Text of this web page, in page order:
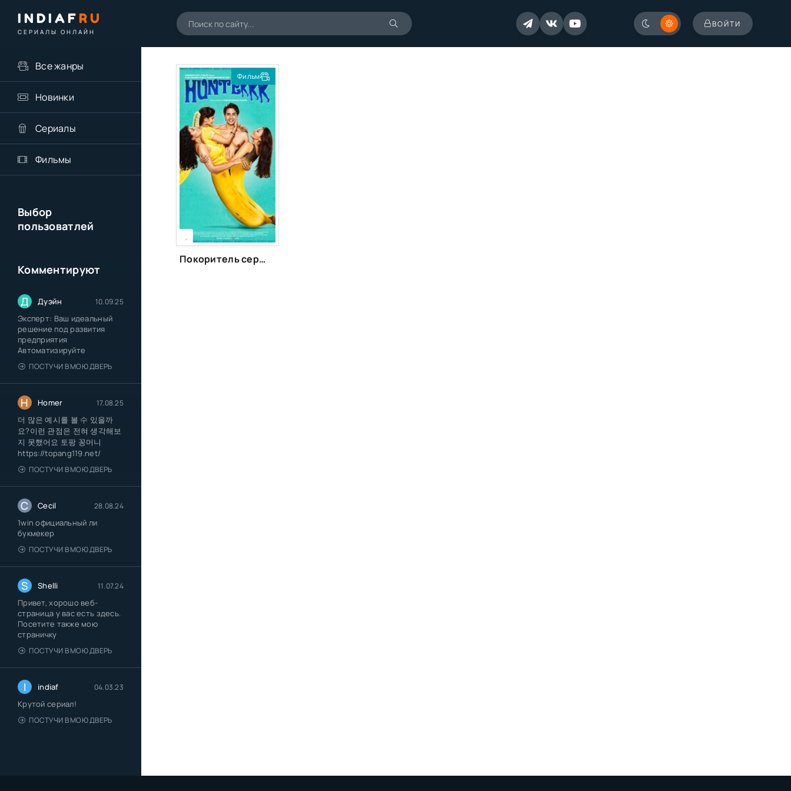
INDIAFRU
СЕРИАЛЫ ОНЛАЙН
ВОЙТИ
Все жанры
Новинки
Сериалы
Фильмы
Выбор
пользоватлей
Комментируют
Д Дуэйн 10.09.25
Эксперт: Ваш идеальный
решение под развития
предприятия
Автоматизируйте
ПОСТУЧИ В МОЮ ДВЕРЬ
H Homer 17.08.25
더 많은 예시를 볼 수 있을까
요?이런 관점은 전혀 생각해보
지 못했어요 토팡 꽁머니
https://topang119.net/
ПОСТУЧИ В МОЮ ДВЕРЬ
C Cecil 28.08.24
1win официальный ли
букмекер
ПОСТУЧИ В МОЮ ДВЕРЬ
S Shelli 11.07.24
Привет, хорошо веб-
страница у вас есть здесь.
Посетите также мою
страничку
ПОСТУЧИ В МОЮ ДВЕРЬ
I indiaf 04.03.23
Крутой сериал!
ПОСТУЧИ В МОЮ ДВЕРЬ
Фильм
[xfgiven_season]
,[/xfgiven_season]
Покоритель сердец (2015)